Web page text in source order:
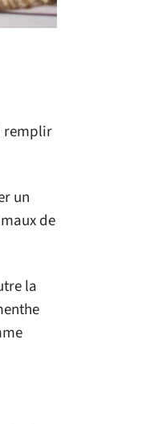
remplir
un
de
la